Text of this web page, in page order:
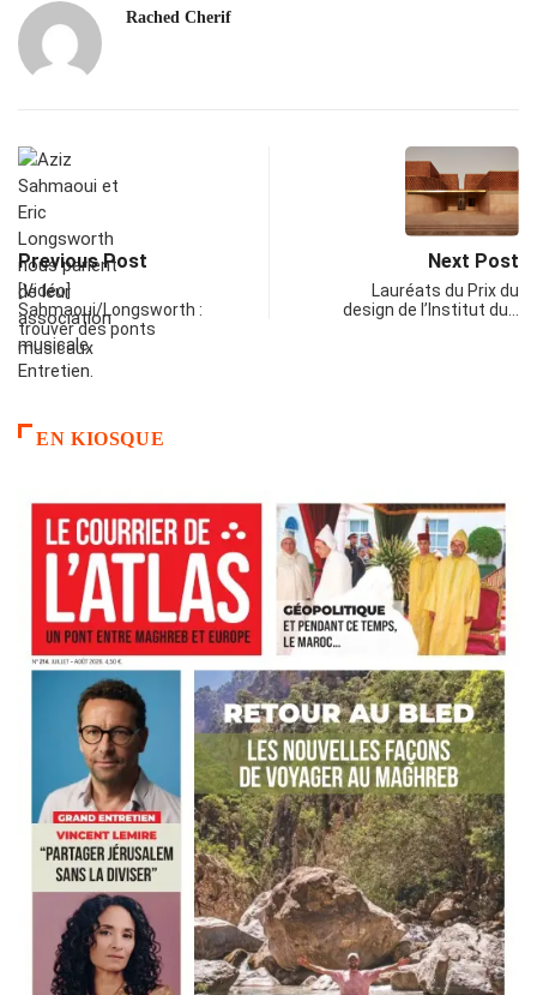
Rached Cherif
Previous Post
[Vidéo]
Sahmaoui/Longsworth :
trouver des ponts
musicaux
Next Post
Lauréats du Prix du
design de l’Institut du…
EN KIOSQUE